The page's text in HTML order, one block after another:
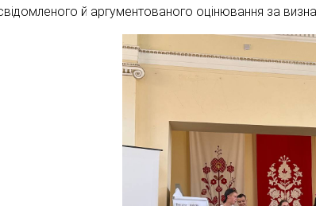
й аргументованого оцінювання за